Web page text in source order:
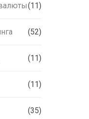
(11)
(52)
(11)
(11)
(35)